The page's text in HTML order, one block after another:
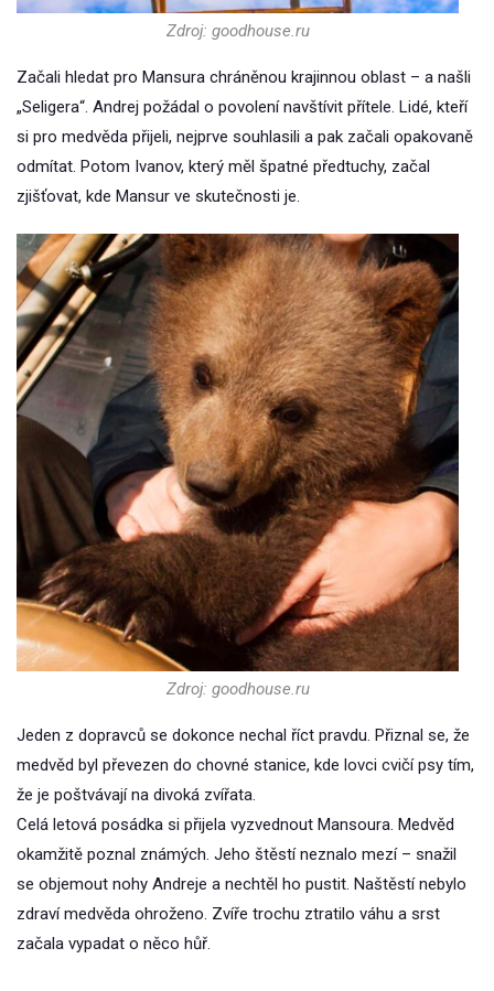
Zdroj: goodhouse.ru
Začali hledat pro Mansura chráněnou krajinnou oblast – a našli
„Seligera“. Andrej požádal o povolení navštívit přítele. Lidé, kteří
si pro medvěda přijeli, nejprve souhlasili a pak začali opakovaně
odmítat. Potom Ivanov, který měl špatné předtuchy, začal
zjišťovat, kde Mansur ve skutečnosti je.
Zdroj: goodhouse.ru
Jeden z dopravců se dokonce nechal říct pravdu. Přiznal se, že
medvěd byl převezen do chovné stanice, kde lovci cvičí psy tím,
že je poštvávají na divoká zvířata.
Celá letová posádka si přijela vyzvednout Mansoura. Medvěd
okamžitě poznal známých. Jeho štěstí neznalo mezí – snažil
se objemout nohy Andreje a nechtěl ho pustit. Naštěstí nebylo
zdraví medvěda ohroženo. Zvíře trochu ztratilo váhu a srst
začala vypadat o něco hůř.